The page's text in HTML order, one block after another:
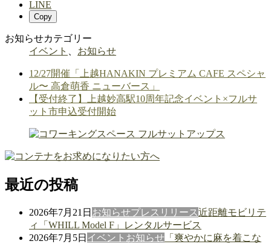
LINE
Copy
お知らせカテゴリー
イベント
お知らせ
12/27開催「上越HANAKIN プレミアム CAFE スペシャ
ル〜 高倉萌香 ニューバース」
【受付終了】上越妙高駅10周年記念イベント×フルサ
ット市申込受付開始
最近の投稿
2026年7月21日 お知らせプレスリリース近距離モビリテ
ィ「WHILL Model F」レンタルサービス
2026年7月5日 イベント お知らせ 「爽やかに麻を着こな